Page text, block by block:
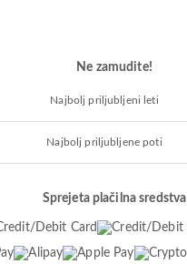
Ne zamudite!
Najbolj priljubljeni leti
Najbolj priljubljene poti
Sprejeta plačilna sredstva